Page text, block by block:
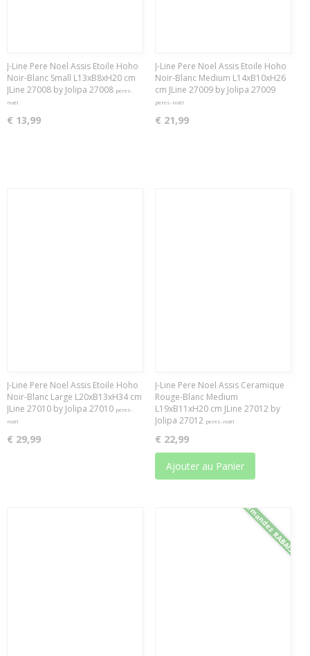
J-Line Pere Noel Assis Etoile Hoho
Noir-Blanc Small L13xB8xH20 cm
JLine 27008 by Jolipa 27008 peres-
noël
€ 13,99
J-Line Pere Noel Assis Etoile Hoho
Noir-Blanc Medium L14xB10xH26
cm JLine 27009 by Jolipa 27009
peres-noël
€ 21,99
J-Line Pere Noel Assis Etoile Hoho
Noir-Blanc Large L20xB13xH34 cm
JLine 27010 by Jolipa 27010 peres-
noël
€ 29,99
J-Line Pere Noel Assis Ceramique
Rouge-Blanc Medium
L19xB11xH20 cm JLine 27012 by
Jolipa 27012 peres-noël
€ 22,99
Ajouter au Panier
Demandez RABAIS